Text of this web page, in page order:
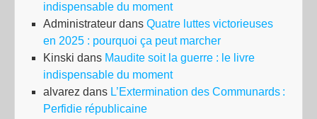
indispensable du moment
Administrateur dans Quatre luttes victorieuses
en 2025 : pourquoi ça peut marcher
Kinski dans Maudite soit la guerre : le livre
indispensable du moment
alvarez dans L’Extermination des Communards :
Perfidie républicaine